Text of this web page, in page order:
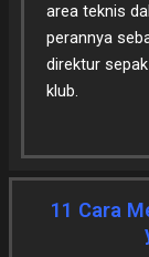
area teknis
perannya
direktur
klub.
11 Cara